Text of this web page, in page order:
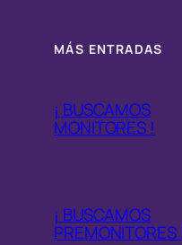
MÁS ENTRADAS
¡ BUSCAMOS
MONITORES !
¡ BUSCAMOS
PREMONITORES